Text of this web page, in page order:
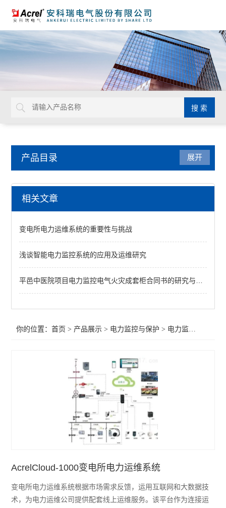
产品目录
电力监控与保护
防雷装置
频率电压紧急控制装置
备自投
剩余电流
AMC72-E4/KC智能电力仪表 电量采集
智能直流多功能电流表
智能数显电力仪表
无线测温装置RS485接口最多可接60个互感器
展开
相关文章
变电所电力运维系统的重要性与挑战
浅谈智能电力监控系统的应用及运维研究
平邑中医院项目电力监控电气火灾成套柜合同书的研究与应用
你的位置：首页 > 产品展示 > 电力监控与保护 > 电力监控系统
AcrelCloud-1000变电所电力运维系统
变电所电力运维系统根据市场需求反馈，运用互联网和大数据技
术，为电力运维公司提供配套线上运维服务。该平台作为连接运